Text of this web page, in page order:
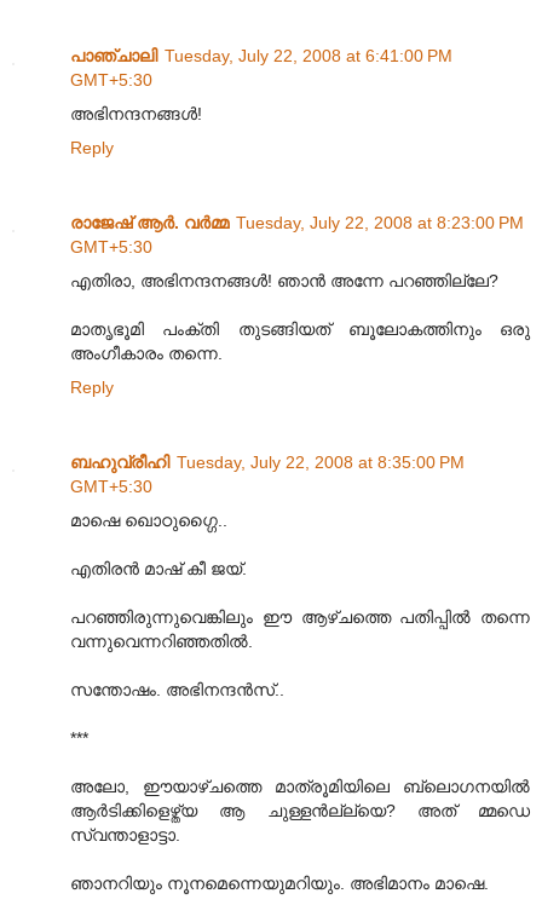
പാഞ്ചാലി Tuesday, July 22, 2008 at 6:41:00 PM
GMT+5:30
അഭിനന്ദനങ്ങള്‍!
Reply
രാജേഷ് ആർ. വർമ്മ Tuesday, July 22, 2008 at 8:23:00 PM
GMT+5:30
എതിരാ, അഭിനന്ദനങ്ങള്‍! ഞാന്‍ അന്നേ പറഞ്ഞില്ലേ?
മാതൃഭൂമി പംക്തി തുടങ്ങിയത്‌ ബൂലോകത്തിനും ഒരു
അംഗീകാരം തന്നെ.
Reply
ബഹുവ്രീഹി Tuesday, July 22, 2008 at 8:35:00 PM
GMT+5:30
മാഷെ ഖൊഠുഗ്ഗൈ..
എതിരൻ മാഷ് കീ ജയ്.
പറഞ്ഞിരുന്നുവെങ്കിലും ഈ ആഴ്ചത്തെ പതിപ്പിൽ തന്നെ
വന്നുവെന്നറിഞ്ഞതിൽ.
സന്തോഷം. അഭിനന്ദൻസ്..
***
അലോ, ഈയാഴ്ചത്തെ മാ‍ത്രൂമിയിലെ ബ്ലൊഗനയിൽ
ആർടിക്കിളെഴ്ത്യ ആ ചുള്ളൻല്ല്യെ? അത് മ്മഡെ
സ്വന്താളാട്ടാ.
ഞാനറിയും നൂനമെന്നെയുമറിയും. അഭിമാനം മാഷെ.